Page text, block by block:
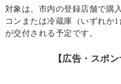
対象は、市内の登録店舗で購
コンまたは冷蔵庫（いずれか
が交付される予定です。
【広告・スポ